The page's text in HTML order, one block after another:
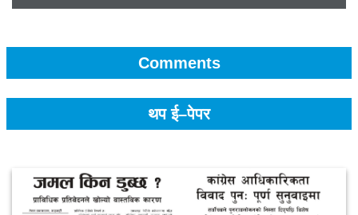
Comments
थप ई–पेपर